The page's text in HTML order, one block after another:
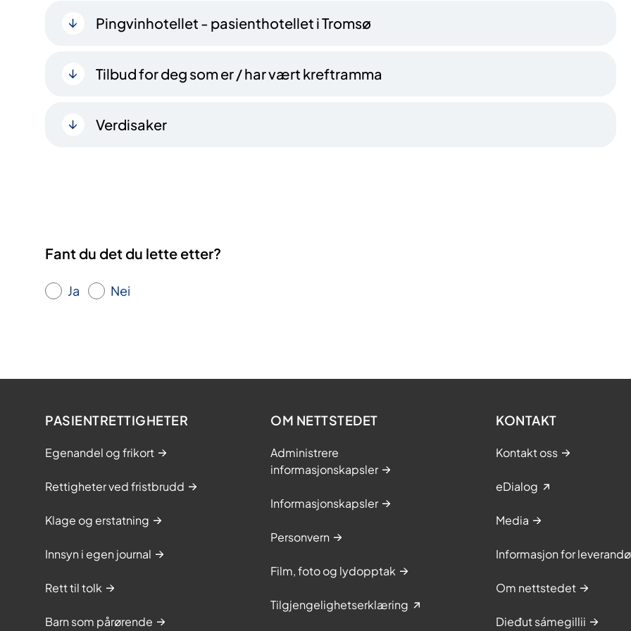
Pingvinhotellet - pasienthotellet i Tromsø
Tilbud for deg som er / har vært kreftramma
Verdisaker
Fant du det du lette etter?
Ja Nei
PASIENTRETTIGHETER
Egenandel og frikort
Rettigheter ved fristbrudd
Klage og erstatning
Innsyn i egen journal
Rett til tolk
Barn som pårørende
OM NETTSTEDET
Administrere
informasjonskapsler
Informasjonskapsler
Personvern
Film, foto og lydopptak
Tilgjengelighetserklæring
KONTAKT
Kontakt oss
eDialog
Media
Informasjon for
Om nettstedet
Dieđut sámegillii